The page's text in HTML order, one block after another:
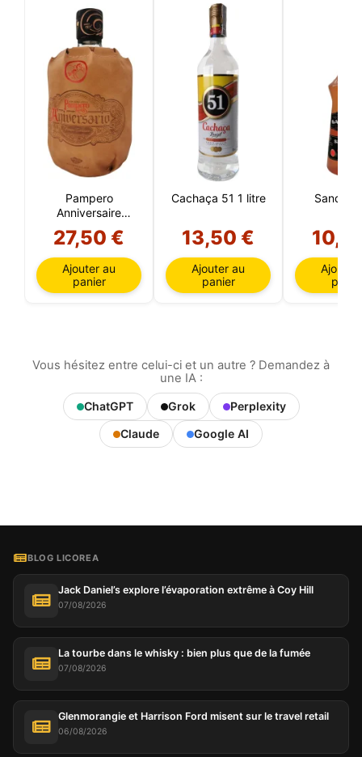
Pampero
Anniversaire
(Venezuela)
27,50 €
Ajouter au
panier
Cachaça 51 1 litre
13,50 €
Ajouter au
panier
Sandia
Ajouter
Vous hésitez entre celui-ci et un autre ? Demandez à
une IA :
ChatGPT Grok
Perplexity
Claude
Google AI
BLOG LICOREA
Jack Daniel’s explore l’évaporation extrême à Coy Hill
07/08/2026
La tourbe dans le whisky : bien plus que de la fumée
07/08/2026
Glenmorangie et Harrison Ford misent sur le travel retail
06/08/2026